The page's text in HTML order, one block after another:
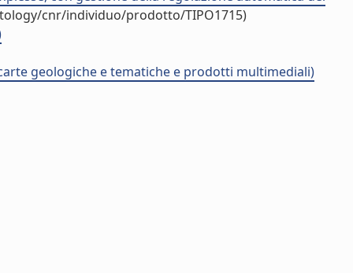
cnr/individuo/prodotto/TIPO1715)
geologiche e tematiche e prodotti multimediali)